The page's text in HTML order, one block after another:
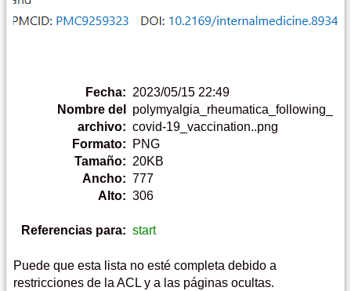
Fecha: 2023/05/15 22:49
Nombre del
archivo:
polymyalgia_rheumatica_following_
covid-19_vaccination..png
Formato:
PNG
Tamaño: 20KB
Ancho: 777
Alto: 306
Referencias para: start
Puede que esta lista no esté completa debido a
restricciones de la ACL y a las páginas ocultas.